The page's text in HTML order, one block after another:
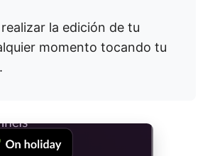
realizar la edición de tu
momento tocando tu